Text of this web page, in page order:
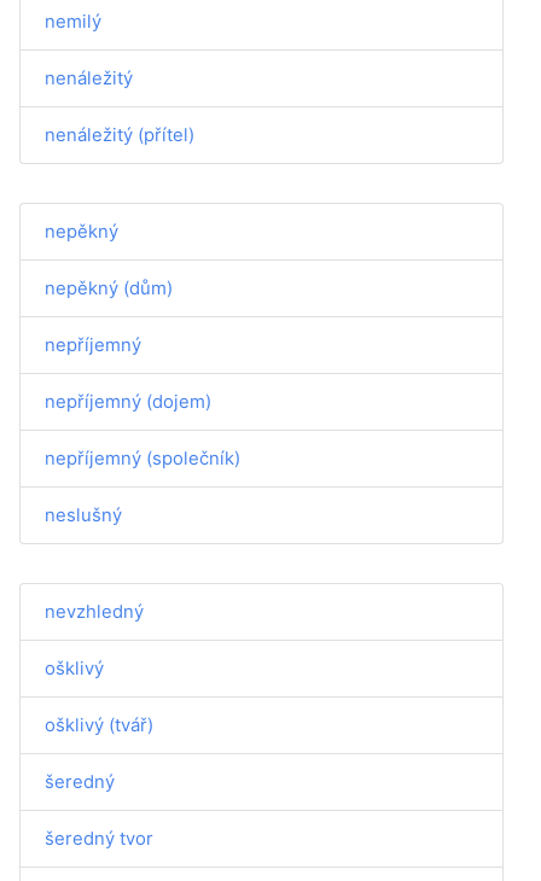
nemilý
nenáležitý
nenáležitý (přítel)
nepěkný
nepěkný (dům)
nepříjemný
nepříjemný (dojem)
nepříjemný (společník)
neslušný
nevzhledný
ošklivý
ošklivý (tvář)
šeredný
šeredný tvor